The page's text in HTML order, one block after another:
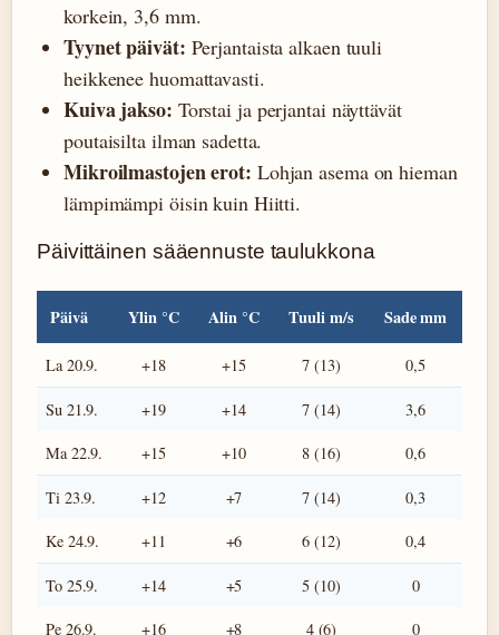
korkein, 3,6 mm.
Tyynet päivät: Perjantaista alkaen tuuli
heikkenee huomattavasti.
Kuiva jakso: Torstai ja perjantai näyttävät
poutaisilta ilman sadetta.
Mikroilmastojen erot: Lohjan asema on hieman
lämpimämpi öisin kuin Hiitti.
Päivittäinen sääennuste taulukkona
Päivä Ylin °C Alin °C Tuuli m/s Sade mm
La 20.9. +18 +15 7 (13) 0,5
Su 21.9. +19 +14 7 (14) 3,6
Ma 22.9. +15 +10 8 (16) 0,6
Ti 23.9. +12 +7 7 (14) 0,3
Ke 24.9. +11 +6 6 (12) 0,4
To 25.9. +14 +5 5 (10) 0
Pe 26.9. +16 +8 4 (6) 0